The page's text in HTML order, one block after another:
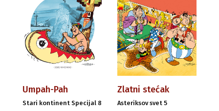
Umpah-Pah
Stari kontinent Specijal 8
Zlatni stećak
Asteriksov svet 5